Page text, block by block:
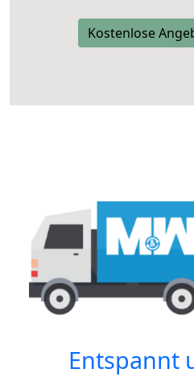
Kostenlose
Entspannt